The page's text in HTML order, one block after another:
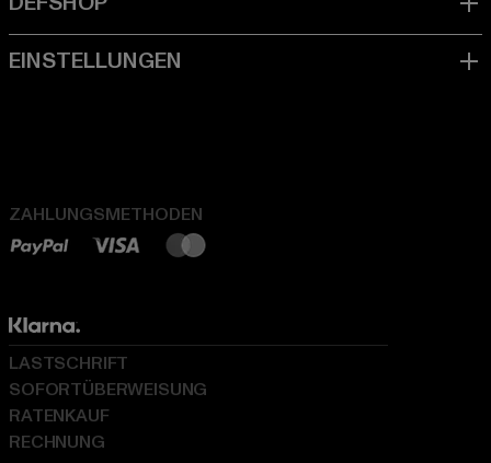
ZAHLUNGSMETHODEN
LASTSCHRIFT
SOFORTÜBERWEISUNG
RATENKAUF
RECHNUNG